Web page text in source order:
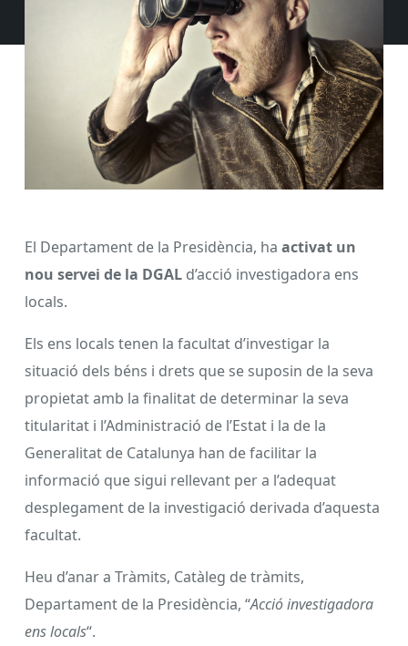
El Departament de la Presidència, ha activat un
nou servei de la DGAL d’acció investigadora ens
locals.
Els ens locals tenen la facultat d’investigar la
situació dels béns i drets que se suposin de la seva
propietat amb la finalitat de determinar la seva
titularitat i l’Administració de l’Estat i la de la
Generalitat de Catalunya han de facilitar la
informació que sigui rellevant per a l’adequat
desplegament de la investigació derivada d’aquesta
facultat.
Heu d’anar a Tràmits, Catàleg de tràmits,
Departament de la Presidència, “Acció investigadora
ens locals“.